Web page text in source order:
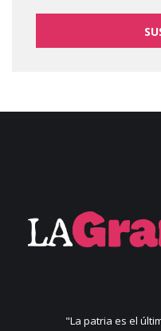
"La patria es el